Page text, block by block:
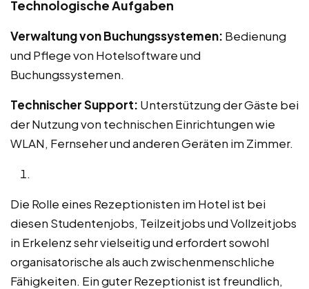
Technologische Aufgaben
Verwaltung von Buchungssystemen: Bedienung
und Pflege von Hotelsoftware und
Buchungssystemen.
Technischer Support: Unterstützung der Gäste bei
der Nutzung von technischen Einrichtungen wie
WLAN, Fernseher und anderen Geräten im Zimmer.
Die Rolle eines Rezeptionisten im Hotel ist bei
diesen Studentenjobs, Teilzeitjobs und Vollzeitjobs
in Erkelenz sehr vielseitig und erfordert sowohl
organisatorische als auch zwischenmenschliche
Fähigkeiten. Ein guter Rezeptionist ist freundlich,